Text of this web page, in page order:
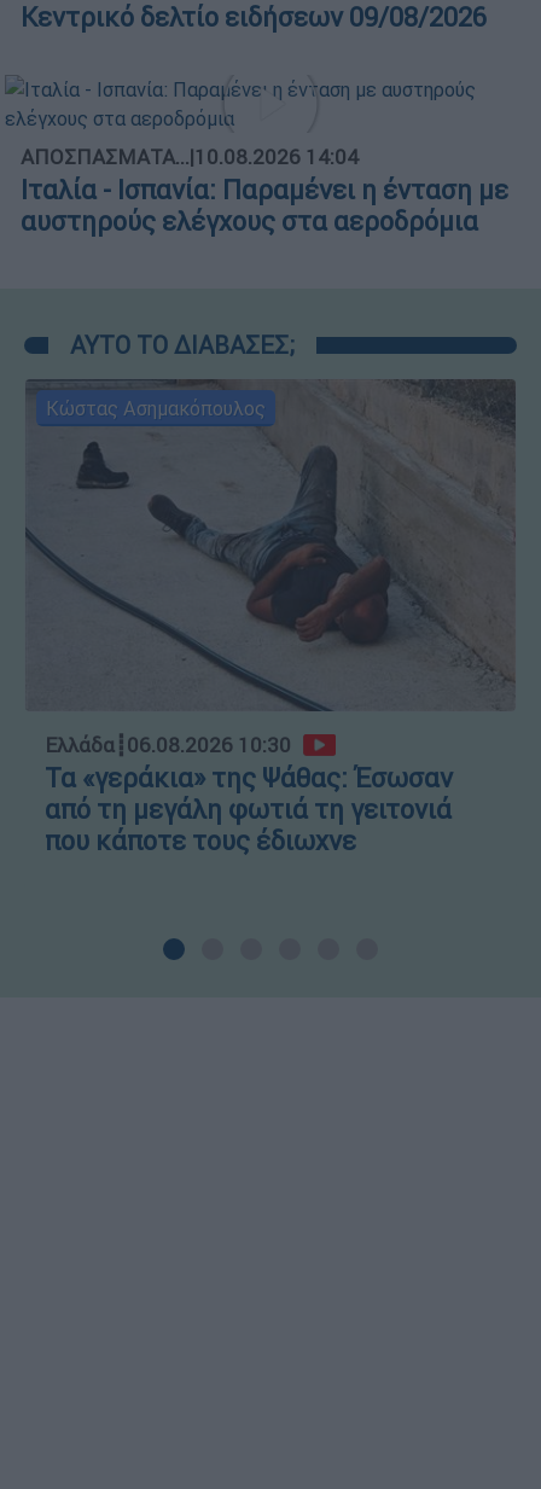
Κεντρικό δελτίο ειδήσεων 09/08/2026
ΑΠΟΣΠΑΣΜΑΤΑ...|10.08.2026 14:04
Ιταλία - Ισπανία: Παραμένει η ένταση με
αυστηρούς ελέγχους στα αεροδρόμια
ΑΥΤΟ ΤΟ ΔΙΑΒΑΣΕΣ;
Κώστας Ασημακόπουλος
Ελλάδα┋06.08.2026 10:30
Τα «γεράκια» της Ψάθας: Έσωσαν
από τη μεγάλη φωτιά τη γειτονιά
που κάποτε τους έδιωχνε